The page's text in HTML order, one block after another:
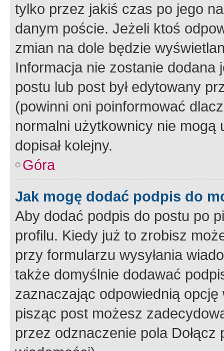
tylko przez jakiś czas po jego
danym poście. Jeżeli ktoś
zmian na dole będzie
Informacja nie zostanie dodana
postu lub post był edytowany
(powinni oni poinformować
normalni użytkownicy nie
dopisał kolejny.
Góra
Jak mogę dodać podpis do
Aby dodać podpis do postu po
profilu. Kiedy już to zrobisz
przy formularzu wysyłania
także domyślnie dodawać
zaznaczając odpowiednią
pisząc post możesz
przez odznaczenie pola